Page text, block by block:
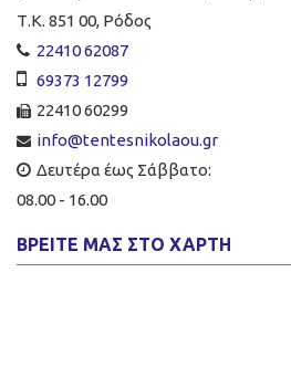
Τ.Κ. 851 00, Ρόδος
22410 62087
69373 12799
22410 60299
info@tentesnikolaou.gr
Δευτέρα έως Σάββατο:
08.00 - 16.00
ΒΡΕΊΤΕ ΜΑΣ ΣΤΟ ΧΆΡΤΗ